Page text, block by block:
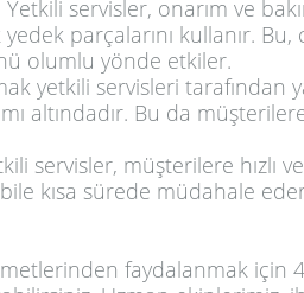
Yetkili servisler, onarım ve
parçalarını kullanır. Bu,
olumlu yönde etkiler.
yetkili servisleri tarafından
altındadır. Bu da
servisler, müşterilere hızlı
kısa sürede müdahale
faydalanmak için